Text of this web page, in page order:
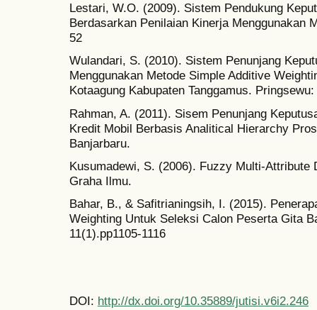
Lestari, W.O. (2009). Sistem Pendukung
Berdasarkan Penilaian Kinerja Menggunakan
52
Wulandari, S. (2010). Sistem Penunjang
Menggunakan Metode Simple Additive
Kotaagung Kabupaten Tanggamus.
Rahman, A. (2011). Sisem Penunjang
Kredit Mobil Berbasis Analitical Hierarchy
Banjarbaru.
Kusumadewi, S. (2006). Fuzzy Multi-Attribute
Graha Ilmu.
Bahar, B., & Safitrianingsih, I. (2015).
Weighting Untuk Seleksi Calon Peserta Gita
11(1).pp1105-1116
DOI: http://dx.doi.org/10.35889/jutisi.v6i2.246